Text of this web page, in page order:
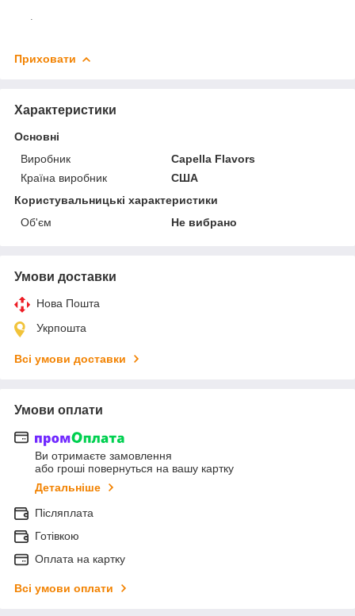
Приховати
Характеристики
Основні
Виробник
Capella Flavors
Країна виробник
США
Користувальницькі характеристики
Об'єм
Не вибрано
Умови доставки
Нова Пошта
Укрпошта
Всі умови доставки
Умови оплати
Ви отримаєте замовлення
або гроші повернуться на вашу картку
Детальніше
Післяплата
Готівкою
Оплата на картку
Всі умови оплати